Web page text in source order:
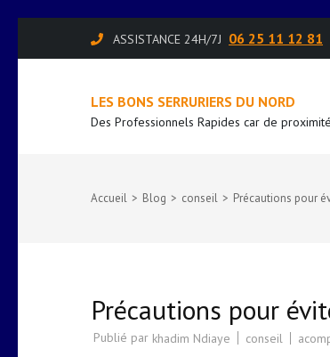
au
ASSISTANCE 24H/7J 06 25 11 12 81
LES BONS SERRURIERS DU NORD
Des Professionnels Rapides car de
Accueil > Blog > conseil > Précautions pour
Précautions pour
Publié par khadim Ndiaye conseil